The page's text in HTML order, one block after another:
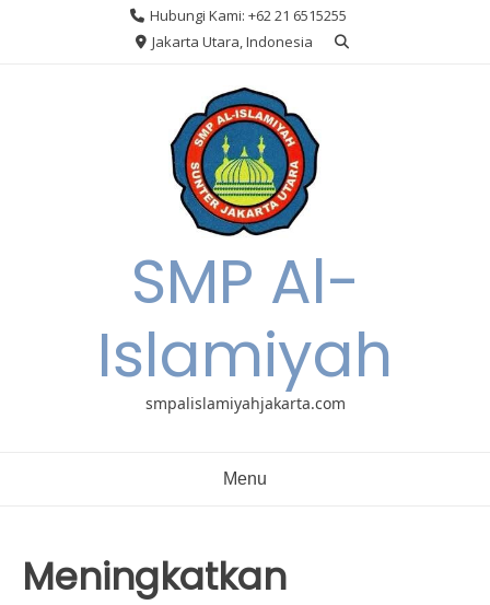
Hubungi Kami: +62 21 6515255
Jakarta Utara, Indonesia
SMP Al-
Islamiyah
smpalislamiyahjakarta.com
Menu
Meningkatkan